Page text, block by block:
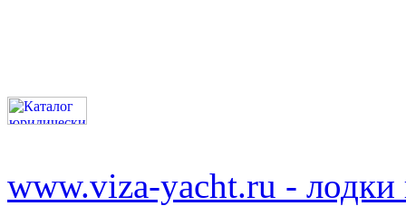
www.viza-yacht.ru - лодки